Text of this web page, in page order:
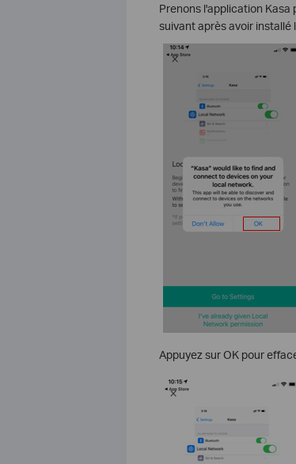
Prenons l'application Kasa
suivant après avoir installé
Appuyez sur OK pour